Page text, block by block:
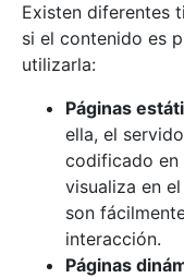
Existen diferentes
si el contenido es
utilizarla:
Páginas
ella, el
codificado en
visualiza en
son
interacción.
Páginas